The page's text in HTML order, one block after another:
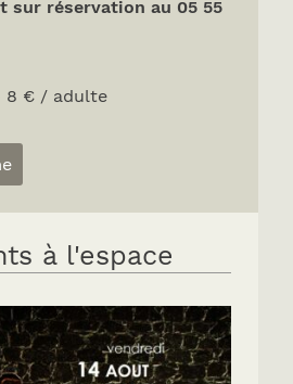
sur réservation au 05 55
8 € / adulte
à l'espace